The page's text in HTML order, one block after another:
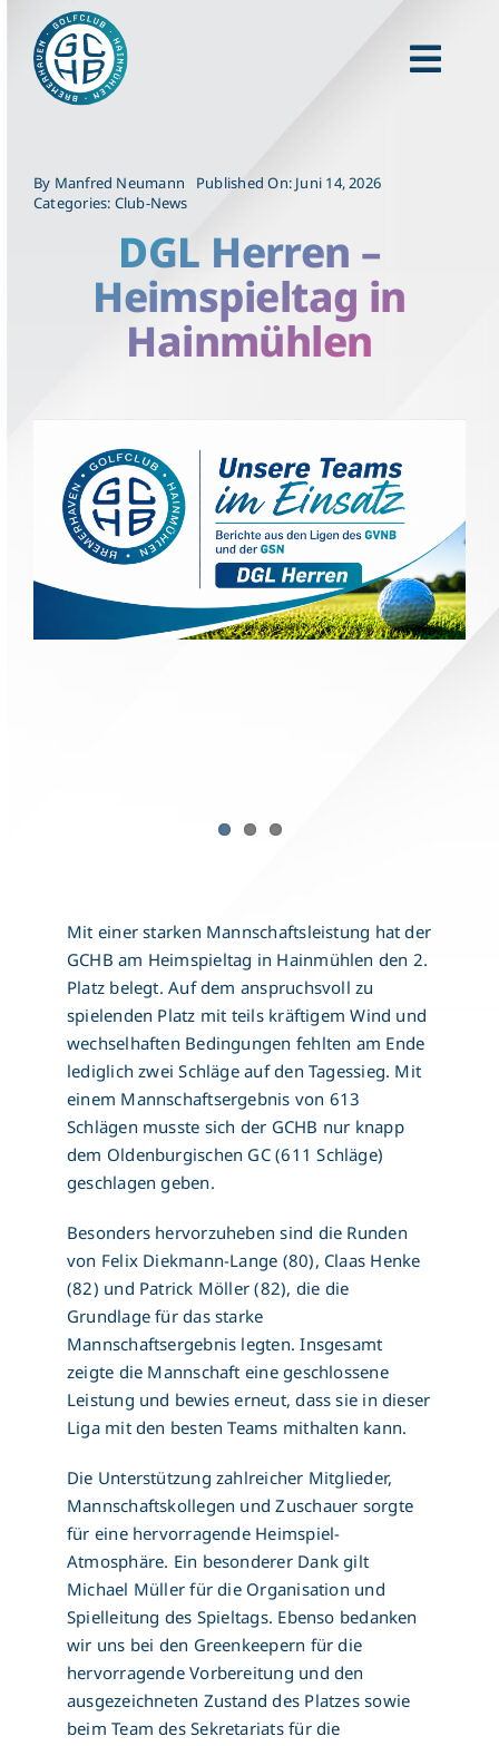
Inhalt
springen
Für Gäste
Für Unternehmen
By Manfred Neumann
Published On: Juni 14, 2026
Categories: Club-News
DGL Herren –
Heimspieltag in
Hainmühlen
Mit einer starken Mannschaftsleistung hat der
GCHB am Heimspieltag in Hainmühlen den 2.
Platz belegt. Auf dem anspruchsvoll zu
spielenden Platz mit teils kräftigem Wind und
wechselhaften Bedingungen fehlten am Ende
lediglich zwei Schläge auf den Tagessieg. Mit
einem Mannschaftsergebnis von 613
Schlägen musste sich der GCHB nur knapp
dem Oldenburgischen GC (611 Schläge)
geschlagen geben.
Besonders hervorzuheben sind die Runden
von Felix Diekmann-Lange (80), Claas Henke
(82) und Patrick Möller (82), die die
Grundlage für das starke
Mannschaftsergebnis legten. Insgesamt
zeigte die Mannschaft eine geschlossene
Leistung und bewies erneut, dass sie in dieser
Liga mit den besten Teams mithalten kann.
Die Unterstützung zahlreicher Mitglieder,
Mannschaftskollegen und Zuschauer sorgte
für eine hervorragende Heimspiel-
Atmosphäre. Ein besonderer Dank gilt
Michael Müller für die Organisation und
Spielleitung des Spieltags. Ebenso bedanken
wir uns bei den Greenkeepern für die
hervorragende Vorbereitung und den
ausgezeichneten Zustand des Platzes sowie
beim Team des Sekretariats für die